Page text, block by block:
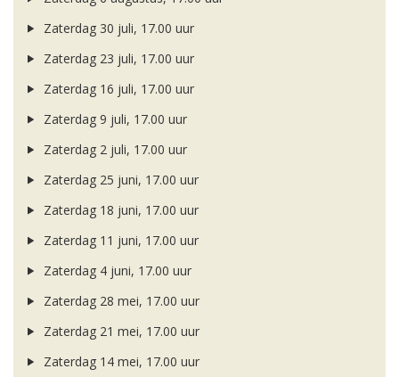
Zaterdag 30 juli, 17.00 uur
Zaterdag 23 juli, 17.00 uur
Zaterdag 16 juli, 17.00 uur
Zaterdag 9 juli, 17.00 uur
Zaterdag 2 juli, 17.00 uur
Zaterdag 25 juni, 17.00 uur
Zaterdag 18 juni, 17.00 uur
Zaterdag 11 juni, 17.00 uur
Zaterdag 4 juni, 17.00 uur
Zaterdag 28 mei, 17.00 uur
Zaterdag 21 mei, 17.00 uur
Zaterdag 14 mei, 17.00 uur